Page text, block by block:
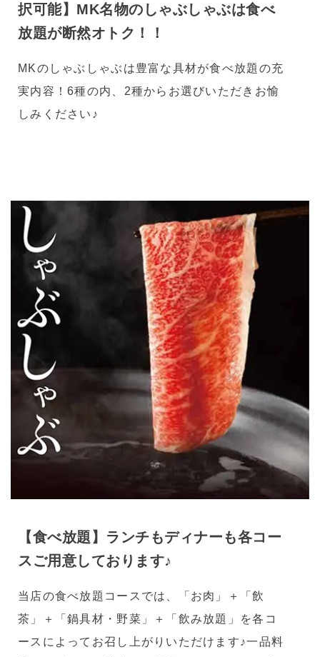
択可能】MK名物のしゃぶしゃぶは食べ
放題が断然オトク！！
MKのしゃぶしゃぶは豊富な具材が食べ放題の充
実内容！6種の内、2種からお選びいただきお愉
しみください♪
【食べ放題】ランチもディナーも各コー
スご用意しております♪
当店の食べ放題コースでは、「お肉」＋「飲
茶」＋「鍋具材・野菜」＋「飲み放題」を各コ
ースによってお召し上がりいただけます♪一品料